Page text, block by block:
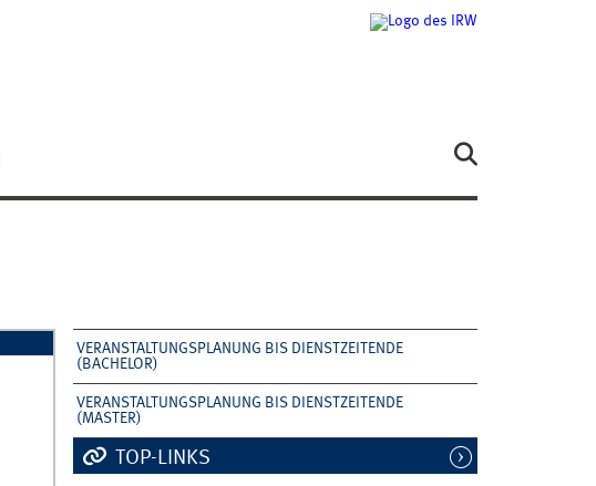
VERANSTALTUNGSPLANUNG BIS DIENSTZEITENDE
(BACHELOR)
VERANSTALTUNGSPLANUNG BIS DIENSTZEITENDE
(MASTER)
TOP-LINKS